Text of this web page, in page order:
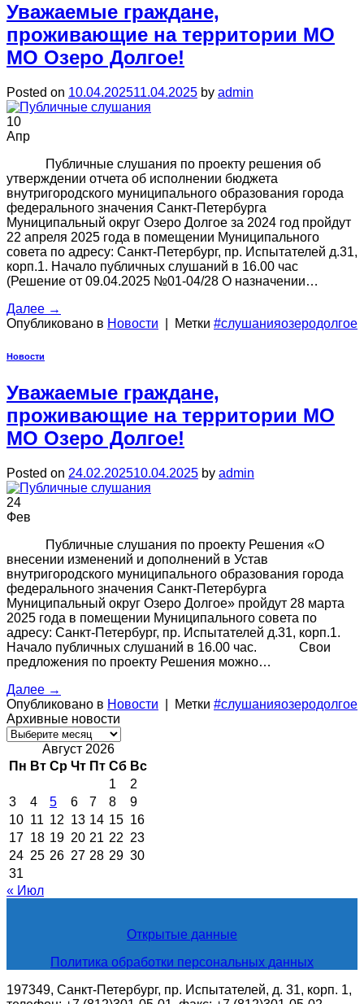
Уважаемые граждане,
проживающие на территории МО
МО Озеро Долгое!
Posted on 10.04.202511.04.2025 by admin
10
Апр
Публичные слушания по проекту решения об
утверждении отчета об исполнении бюджета
внутригородского муниципального образования города
федерального значения Санкт-Петербурга
Муниципальный округ Озеро Долгое за 2024 год пройдут
22 апреля 2025 года в помещении Муниципального
совета по адресу: Санкт-Петербург, пр. Испытателей д.31,
корп.1. Начало публичных слушаний в 16.00 час
(Решение от 09.04.2025 №01-04/28 О назначении…
Далее →
Опубликовано в Новости Метки #слушанияозеродолгое
Новости
Уважаемые граждане,
проживающие на территории МО
МО Озеро Долгое!
Posted on 24.02.202510.04.2025 by admin
24
Фев
Публичные слушания по проекту Решения «О
внесении изменений и дополнений в Устав
внутригородского муниципального образования города
федерального значения Санкт-Петербурга
Муниципальный округ Озеро Долгое» пройдут 28 марта
2025 года в помещении Муниципального совета по
адресу: Санкт-Петербург, пр. Испытателей д.31, корп.1.
Начало публичных слушаний в 16.00 час. Свои
предложения по проекту Решения можно…
Далее →
Опубликовано в Новости Метки #слушанияозеродолгое
Архивные новости
Архивные
новостиАвгуст 2026
Пн Вт Ср Чт Пт Сб Вс
1
2
3
4 5 6 7 8
9
10 11 12 13 14 15 16
17 18 19 20 21 22 23
24 25 26 27 28 29 30
31
« Июл
Открытые данные
Политика обработки персональных данных
197349, Санкт-Петербург, пр. Испытателей, д. 31, корп. 1,